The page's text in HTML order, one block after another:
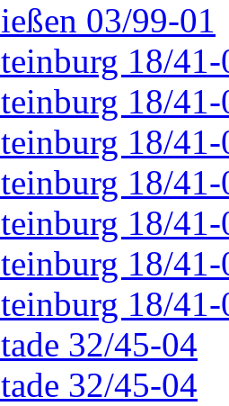
03/99-01
18/41-
18/41-
18/41-
18/41-
18/41-
18/41-
18/41-
32/45-04
32/45-04